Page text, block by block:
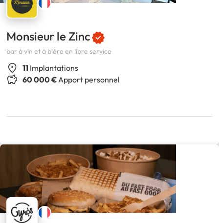
Monsieur le Zinc
bar à vin et à bière en libre service
11 Implantations
60 000 € Apport personnel